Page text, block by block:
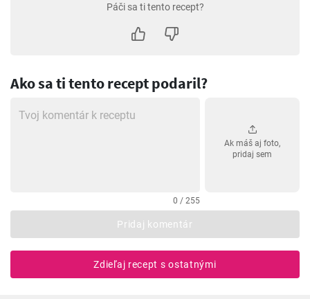
Páči sa ti tento recept?
Ako sa ti tento recept podaril?
0 / 255
Ak máš aj foto,
pridaj sem
Pridaj komentár
Zdieľaj recept s ostatnými